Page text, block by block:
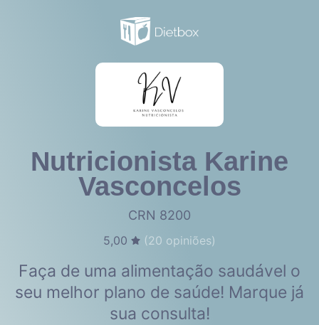
Nutricionista Karine
Vasconcelos
CRN 8200
5,00 (20 opiniões)
Faça de uma alimentação saudável o
seu melhor plano de saúde! Marque já
sua consulta!